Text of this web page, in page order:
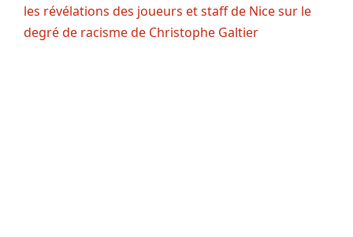
les révélations des joueurs et staff de Nice sur le
degré de racisme de Christophe Galtier